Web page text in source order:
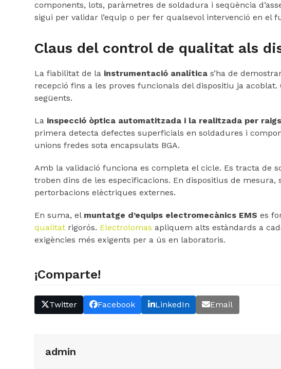
components, lots, paràmetres de soldadura i seqüència
sigui per validar l’equip o per fer qualsevol intervenció en el
Claus del control de qualitat als
La fiabilitat de la instrumentació analítica s’ha de
recepció fins a les proves funcionals del dispositiu ja
següents.
La inspecció òptica automatitzada i la realitzada per
primera detecta defectes superficials en soldadures i
unions fredes sota encapsulats BGA.
Amb la validació funciona es completa el cicle. Es tracta de
troben dins de les especificacions. En dispositius de
pertorbacions elèctriques externes.
En suma, el muntatge d’equips electromecànics EMS es
qualitat rigorós. Electrolomas apliquem alts estàndards a
exigències més exigents per a ús en laboratoris.
¡Comparte!
Twitter Facebook LinkedIn Email
admin